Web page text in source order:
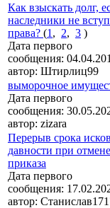
Как взыскать долг,
наследники не
права? (1 , 2, 3 )
Дата первого
сообщения:
автор: Штирлиц99
выморочное
Дата первого
сообщения:
автор: zizara
Перерыв срока
давности при
приказа
Дата первого
сообщения:
автор: